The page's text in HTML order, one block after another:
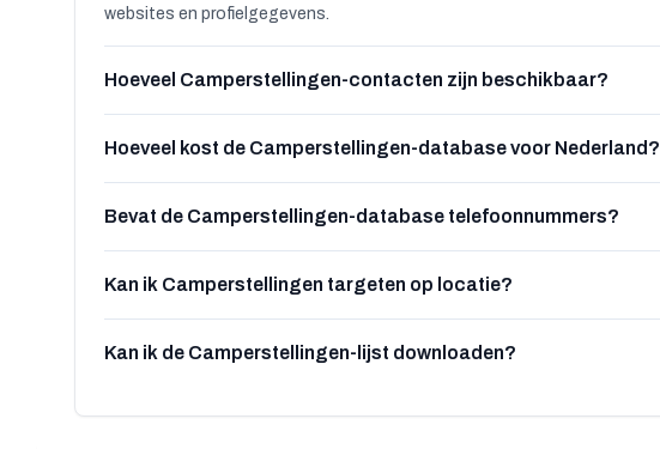
websites en profielgegevens.
Hoeveel Camperstellingen-contacten zijn beschikbaar?
Hoeveel kost de Camperstellingen-database voor Nederland?
Bevat de Camperstellingen-database telefoonnummers?
Kan ik Camperstellingen targeten op locatie?
Kan ik de Camperstellingen-lijst downloaden?